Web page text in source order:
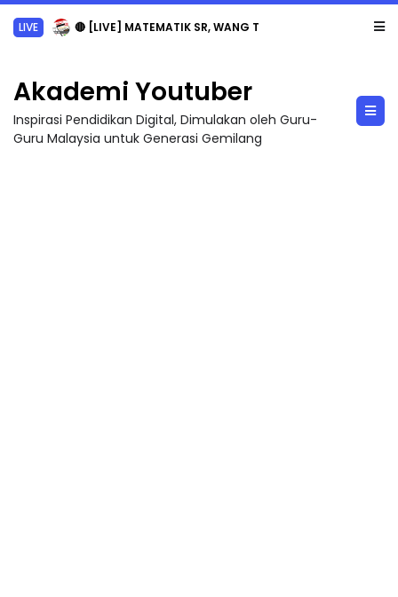
LIVE 🔴 [LIVE] MATEMATIK SR, WANG TAHUN 6 OLEH CIKGU ANITA #ALLINONE #141 #...
Akademi Youtuber
Inspirasi Pendidikan Digital, Dimulakan oleh Guru-
Guru Malaysia untuk Generasi Gemilang